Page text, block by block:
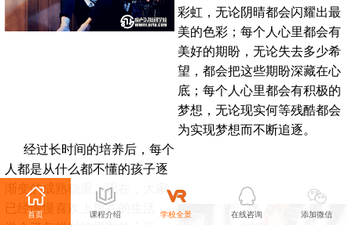
彩虹，无论阴晴都会闪耀出最
美的色彩；每个人心里都会有
美好的期盼，无论失去多少希
望，都会把这些期盼深藏在心
底；每个人心里都会有积极的
梦想，无论现实何等残酷都会
为实现梦想而不断追逐。
经过长时间的培养后，每个
人都是从什么都不懂的孩子逐
渐变的成熟稳重。现在，大家
已经慢慢喜欢上现在的生活，
首页 课程介绍 学校全景 在线咨询 添加微信